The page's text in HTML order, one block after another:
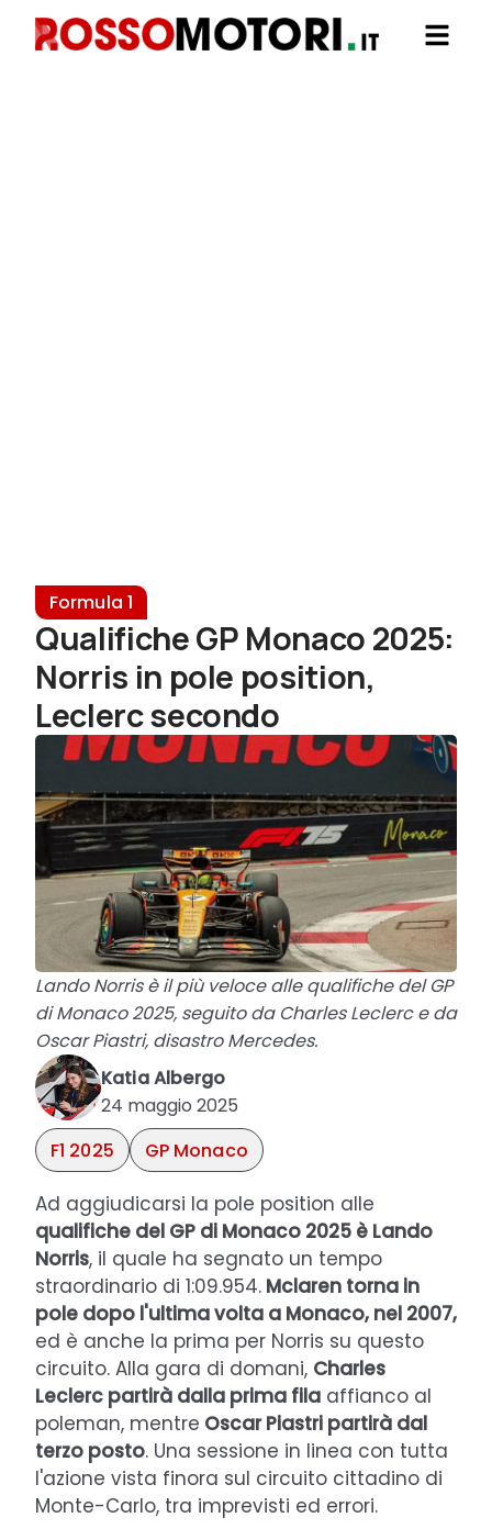
Formula 1
Qualifiche GP Monaco 2025:
Norris in pole position,
Leclerc secondo
Lando Norris è il più veloce alle qualifiche del GP
di Monaco 2025, seguito da Charles Leclerc e da
Oscar Piastri, disastro Mercedes.
Katia Albergo
24 maggio 2025
F1 2025
GP Monaco
Ad aggiudicarsi la pole position alle
qualifiche del GP di Monaco 2025 è Lando
Norris, il quale ha segnato un tempo
straordinario di 1:09.954. Mclaren torna in
pole dopo l'ultima volta a Monaco, nel 2007,
ed è anche la prima per Norris su questo
circuito. Alla gara di domani, Charles
Leclerc partirà dalla prima fila affianco al
poleman, mentre Oscar Piastri partirà dal
terzo posto. Una sessione in linea con tutta
l'azione vista finora sul circuito cittadino di
Monte-Carlo, tra imprevisti ed errori.